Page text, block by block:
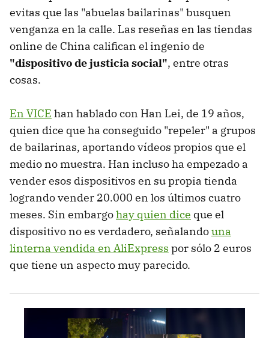
evitas que las "abuelas bailarinas" busquen
venganza en la calle. Las reseñas en las tiendas
online de China califican el ingenio de
"dispositivo de justicia social", entre otras
cosas.
En VICE han hablado con Han Lei, de 19 años,
quien dice que ha conseguido "repeler" a grupos
de bailarinas, aportando vídeos propios que el
medio no muestra. Han incluso ha empezado a
vender esos dispositivos en su propia tienda
logrando vender 20.000 en los últimos cuatro
meses. Sin embargohay quien dice que el
dispositivo no es verdadero, señalandouna
linterna vendida en AliExpress por sólo 2 euros
que tiene un aspecto muy parecido.